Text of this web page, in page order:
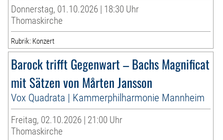
Donnerstag, 01.10.2026 | 18:30 Uhr
Thomaskirche
Rubrik: Konzert
Barock trifft Gegenwart – Bachs Magnificat
mit Sätzen von Mårten Jansson
Vox Quadrata | Kammerphilharmonie Mannheim
Freitag, 02.10.2026 | 21:00 Uhr
Thomaskirche